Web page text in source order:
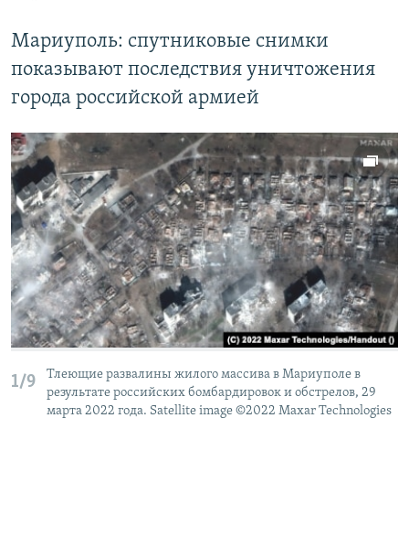
Мариуполь: спутниковые снимки
показывают последствия уничтожения
города российской армией
1/9
Тлеющие развалины жилого массива в Мариуполе в
результате российских бомбардировок и обстрелов, 29
марта 2022 года. Satellite image ©2022 Maxar Technologies